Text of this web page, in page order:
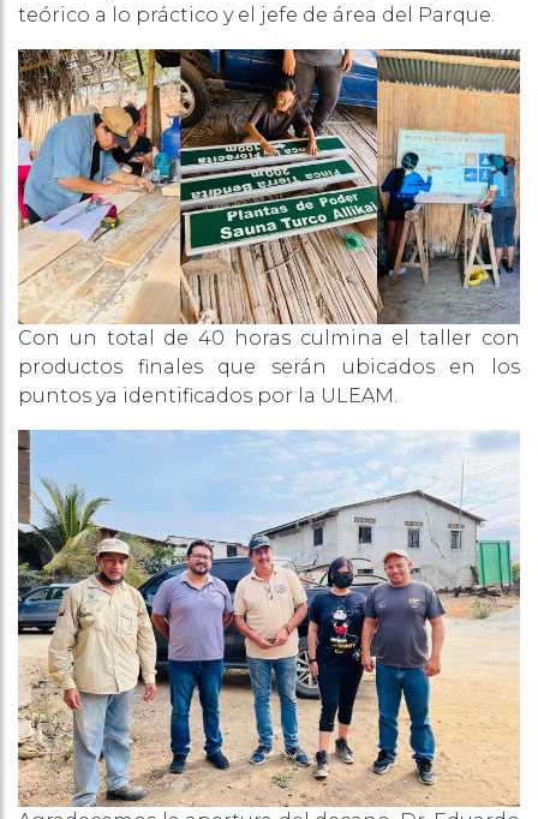
teórico a lo práctico y el jefe de área del Parque.
Con un total de 40 horas culmina el taller con
productos finales que serán ubicados en los
puntos ya identificados por la ULEAM.